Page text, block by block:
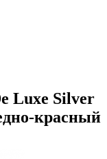
Luxe Silver
красный